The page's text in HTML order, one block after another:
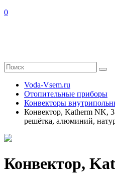
0
Voda-Vsem.ru
Отопительные приборы
Конвекторы
Конвектор, Katherm NK,
решётка, алюминий,
Конвектор,